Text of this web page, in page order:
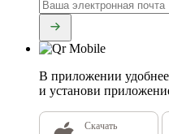
В приложении
и установи
Скачать